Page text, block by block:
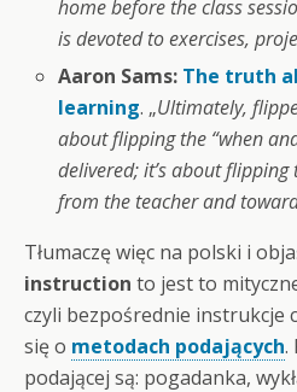
home before the class
is devoted to exercises,
Aaron Sams: The truth
learning. „Ultimately,
about flipping the “when
delivered; it’s about
from the teacher and
Tłumaczę więc na polski i
instruction to jest to
czyli bezpośrednie instrukcje
się o metodach podających.
podającej są: pogadanka,